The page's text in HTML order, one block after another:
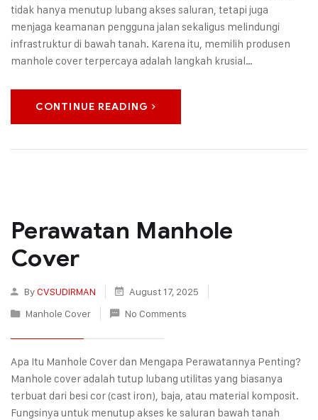
tidak hanya menutup lubang akses saluran, tetapi juga
menjaga keamanan pengguna jalan sekaligus melindungi
infrastruktur di bawah tanah. Karena itu, memilih produsen
manhole cover terpercaya adalah langkah krusial…
CONTINUE READING
Perawatan Manhole
Cover
ByCVSUDIRMAN
August 17, 2025
Manhole Cover
No Comments
Apa Itu Manhole Cover dan Mengapa Perawatannya Penting?
Manhole cover adalah tutup lubang utilitas yang biasanya
terbuat dari besi cor (cast iron), baja, atau material komposit.
Fungsinya untuk menutup akses ke saluran bawah tanah